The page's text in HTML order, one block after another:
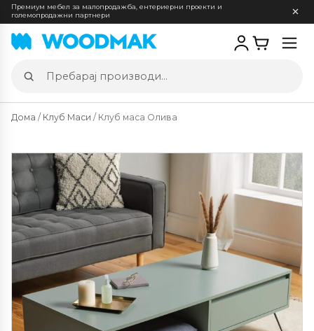
Премиум мебел за малопродажба, ентериерни проекти и
големопродажни партнери
Пребарај
производи
Дома / Клуб Маси / Клуб маса Олива